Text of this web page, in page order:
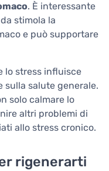
. È interessante
stimola la
e può supportare
lo stress influisce
sulla salute generale.
solo calmare lo
altri problemi di
allo stress cronico.
rigenerarti